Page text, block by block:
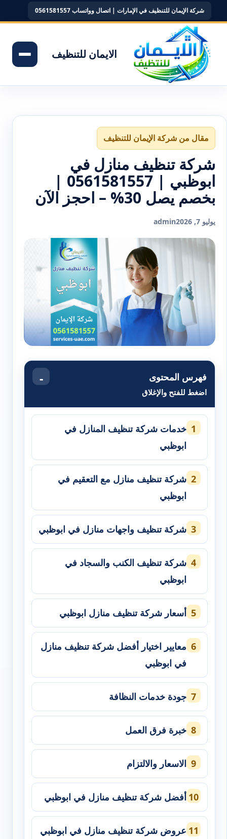
شركة الإيمان للتنظيف في الإمارات | اتصال وواتساب 0561581557
الايمان للتنظيف
مقال من شركة الإيمان للتنظيف
شركة تنظيف منازل في
ابوظبي | 0561581557 |
بخصم يصل 30% – احجز الآن
يوليو 7, 2026 admin
فهرس المحتوى
اضغط للفتح والإغلاق
خدمات شركة تنظيف المنازل في
ابوظبي
شركة تنظيف منازل مع التعقيم في
ابوظبي
شركة تنظيف واجهات منازل في ابوظبي
شركة تنظيف الكنب والسجاد في
ابوظبي
أسعار شركة تنظيف منازل ابوظبي
معايير اختيار أفضل شركة تنظيف منازل
في ابوظبي
جودة خدمات النظافة
خبرة فرق العمل
الاسعار والالتزام
أفضل شركة تنظيف منازل في ابوظبي
عروض شركة تنظيف منازل في ابوظبي